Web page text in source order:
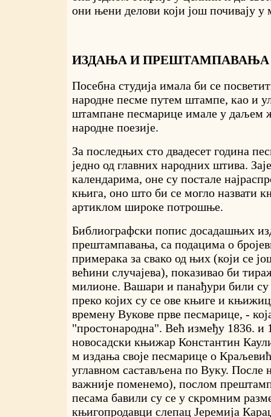
они њени делови који још почивају у
ИЗДАЊА И ПРЕШТАМПАВАЊА
Посебна студија имала би се
народне песме путем штампе, као и
штампане песмарице имале у даљем
народне поезије.
За последњих сто двадесет година
једно од главних народних штива.
календарима, оне су постале
књига, оно што би се могло назвати
артиклом широке потрошње.
Библиографски попис досадашњих
прештампавања, са подацима о
примерака за свако од њих (који се
већини случајева), показивао би
милионе. Вашари и панађури били
преко којих су се ове књиге и
времену Вукове прве песмарице, -
"простонародна". Већ између 1836. и
новосадски књижар Константин
м издања своје песмарице о
углавном састављена по Вуку. После
важније поменемо), послом
песама бавили су се у скромним
књигопродавци слепац Јеремија